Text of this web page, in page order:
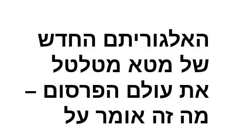
האלגוריתם החדש
של מטא מטלטל
את עולם הפרסום –
מה זה אומר על